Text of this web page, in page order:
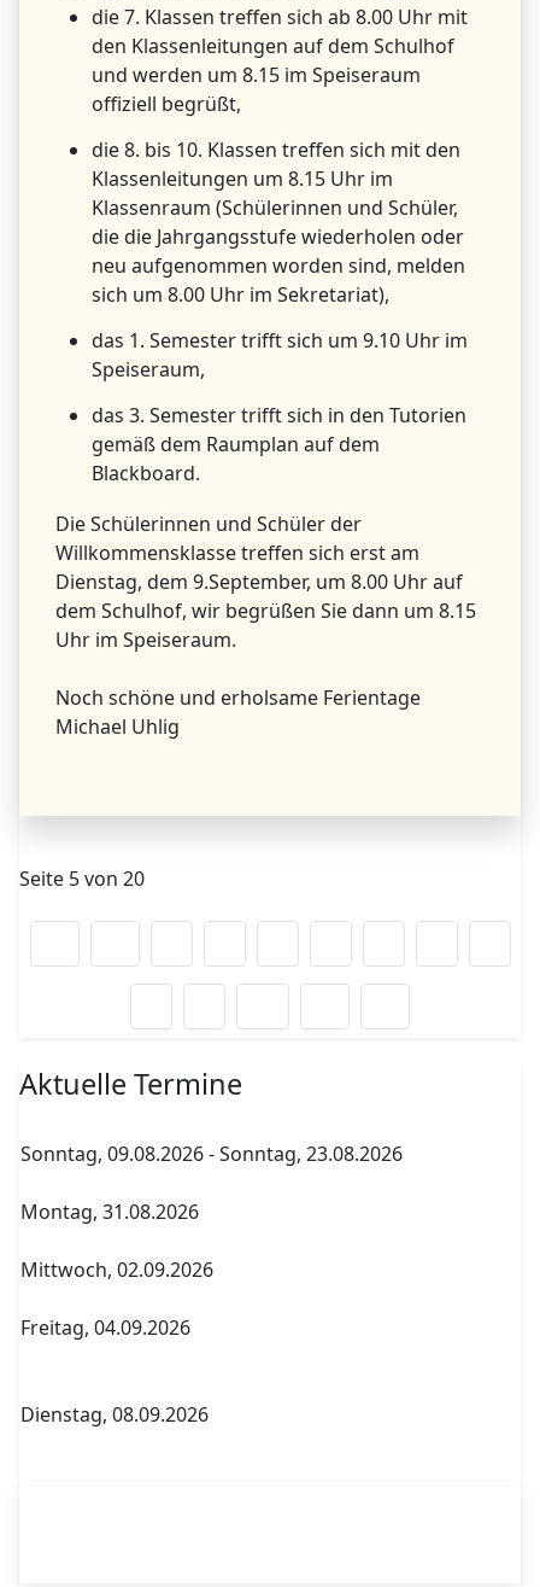
die 7. Klassen treffen sich ab 8.00 Uhr mit
den Klassenleitungen auf dem Schulhof
und werden um 8.15 im Speiseraum
offiziell begrüßt,
die 8. bis 10. Klassen treffen sich mit den
Klassenleitungen um 8.15 Uhr im
Klassenraum (Schülerinnen und Schüler,
die die Jahrgangsstufe wiederholen oder
neu aufgenommen worden sind, melden
sich um 8.00 Uhr im Sekretariat),
das 1. Semester trifft sich um 9.10 Uhr im
Speiseraum,
das 3. Semester trifft sich in den Tutorien
gemäß dem Raumplan auf dem
Blackboard.
Die Schülerinnen und Schüler der
Willkommensklasse treffen sich erst am
Dienstag, dem 9.September, um 8.00 Uhr auf
dem Schulhof, wir begrüßen Sie dann um 8.15
Uhr im Speiseraum.
Noch schöne und erholsame Ferientage
Michael Uhlig
Seite 5 von 20
Aktuelle Termine
Sonntag, 09.08.2026-Sonntag, 23.08.2026
Montag, 31.08.2026
Mittwoch, 02.09.2026
Freitag, 04.09.2026
Dienstag, 08.09.2026